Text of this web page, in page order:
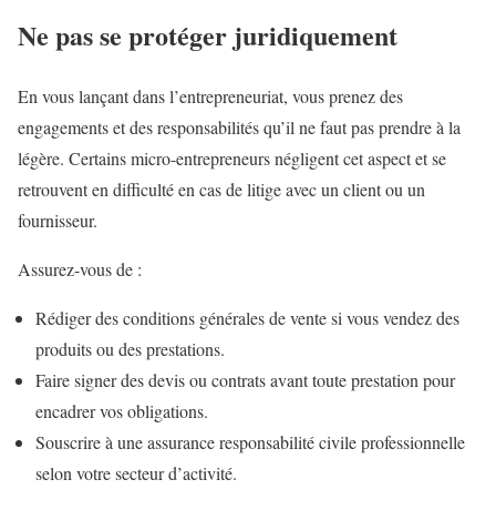
Ne pas se protéger juridiquement
En vous lançant dans l’entrepreneuriat, vous prenez des
engagements et des responsabilités qu’il ne faut pas prendre à la
légère. Certains micro-entrepreneurs négligent cet aspect et se
retrouvent en difficulté en cas de litige avec un client ou un
fournisseur.
Assurez-vous de :
Rédiger des conditions générales de vente si vous vendez des
produits ou des prestations.
Faire signer des devis ou contrats avant toute prestation pour
encadrer vos obligations.
Souscrire à une assurance responsabilité civile professionnelle
selon votre secteur d’activité.